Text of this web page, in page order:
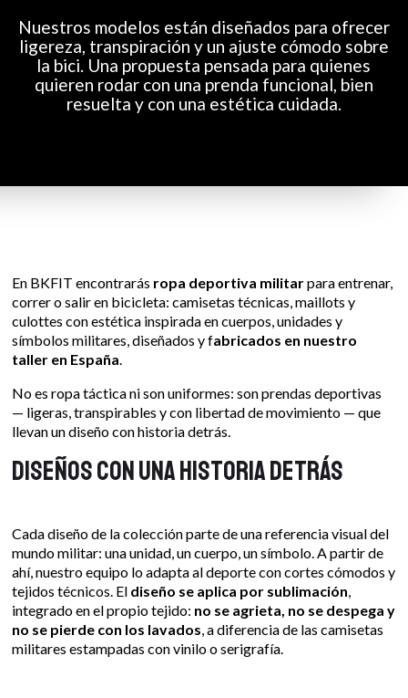
Nuestros modelos están diseñados para ofrecer
ligereza, transpiración y un ajuste cómodo sobre
la bici. Una propuesta pensada para quienes
quieren rodar con una prenda funcional, bien
resuelta y con una estética cuidada.
En BKFIT encontrarás ropa deportiva militarpara entrenar,
correr o salir en bicicleta: camisetas técnicas, maillots y
culottes con estética inspirada en cuerpos, unidades y
símbolos militares, diseñados y fabricados en nuestro
taller en España
No es ropa táctica ni son uniformes: son prendas deportivas
— ligeras, transpirables y con libertad de movimiento — que
llevan un diseño con historia detrás.
Diseños con una historia detrás
Cada diseño de la colección parte de una referencia visual del
mundo militar: una unidad, un cuerpo, un símbolo. A partir de
ahí, nuestro equipo lo adapta al deporte con cortes cómodos y
tejidos técnicos. El diseño se aplica por sublimación
integrado en el propio tejido: no se agrieta, no se despega y
no se pierde con los lavados , a diferencia de las camisetas
militares estampadas con vinilo o serigrafía.